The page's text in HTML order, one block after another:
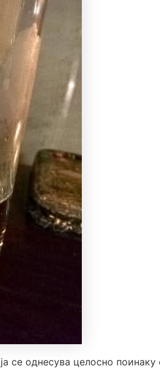
се однесува целосно